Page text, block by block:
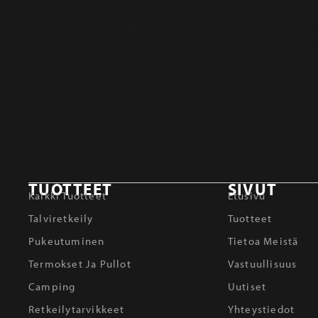
TUOTTEET
Kaikki Tuotteet
Talviretkeily
Pukeutuminen
Termokset Ja Pullot
Camping
Retkeilytarvikkeet
SIVUT
Etusivu
Tuotteet
Tietoa Meistä
Vastuullisuus
Uutiset
Yhteystiedot